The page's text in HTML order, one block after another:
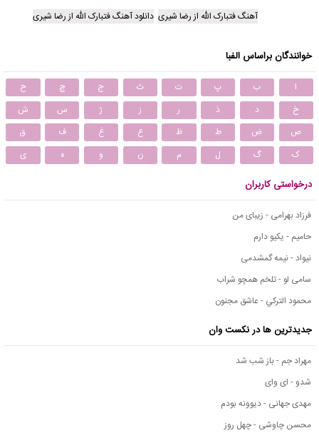
آهنگ فتبارک الله از رضا شیری دانلود آهنگ فتبارک الله از رضا شیری
خوانندگان براساس الفبا
ا ب پ ت ث ج چ
ح
خ
د ذ ر ز ژ س
ش
ص
ض ط ظ ع غ ف
ق
ک
گ ل م ن و ه ی
درخواستی کاربران
فرزاد بهرامی - زیبای من
حامیم - یکیو دارم
نیواد - نیمه گمشدمی
سامی لو - تلخم همچو شراب
محمود التركي - عاشق مجنون
جدیدترین ها در نکست وان
مهراد جم - باز شب شد
شدو - ای وای
مهدی جهانی - دیوونه بودم
محسن چاوشی - چهل روز